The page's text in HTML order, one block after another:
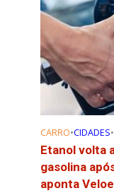
CARRO•CIDADES•
Etanol volta
gasolina
aponta